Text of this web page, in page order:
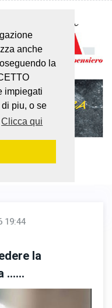
anche
la
impiegati
piu, o se
Clicca qui
19:44
la
......